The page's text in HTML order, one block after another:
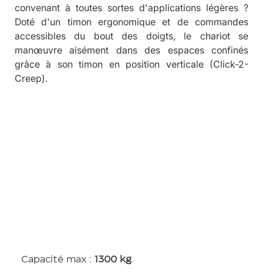
convenant à toutes sortes d'applications légères ?
Doté d'un timon ergonomique et de commandes
accessibles du bout des doigts, le chariot se
manœuvre aisément dans des espaces confinés
grâce à son timon en position verticale (Click-2-
Creep).
Capacité max :1300 kg